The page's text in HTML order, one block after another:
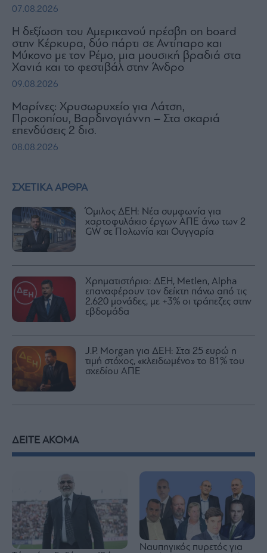
ΣΧΕΤΙΚΑ ΑΡΘΡΑ
Όμιλος ΔΕΗ: Νέα συμφωνία για
χαρτοφυλάκιο έργων ΑΠΕ άνω των 2
GW σε Πολωνία και Ουγγαρία
Χρηματιστήριο: ΔΕΗ, Metlen, Αlpha
επαναφέρουν τον δείκτη πάνω από τις
2.620 μονάδες, με +3% οι τράπεζες στην
εβδομάδα
J.P. Morgan για ΔΕΗ: Στα 25 ευρώ η
τιμή στόχος, «κλειδωμένο» το 81% του
σχεδίου ΑΠΕ
07.08.2026
H δεξίωση του Αμερικανού πρέσβη on board
στην Κέρκυρα, δύο πάρτι σε Αντίπαρο και
Μύκονο με τον Ρέμο, μια μουσική βραδιά στα
Χανιά και το φεστιβάλ στην Άνδρο
09.08.2026
Μαρίνες: Χρυσωρυχείο για Λάτση,
Προκοπίου, Βαρδινογιάννη – Στα σκαριά
επενδύσεις 2 δισ.
08.08.2026
ΔΕΙΤΕ ΑΚΟΜΑ
Ναυπηγικός πυρετός για